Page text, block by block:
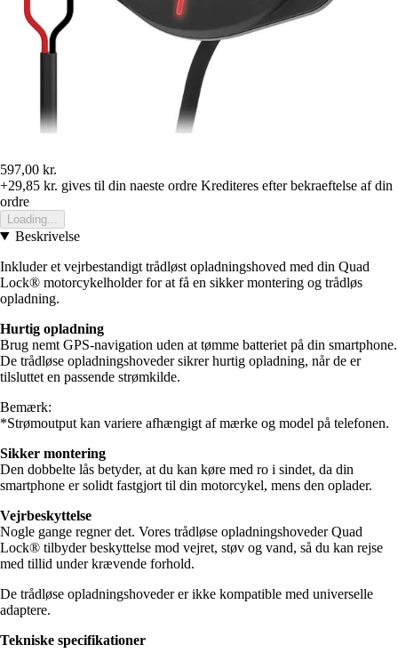
597,00 kr.
+29,85 kr. gives til din naeste ordre Krediteres efter bekraeftelse af din
ordre
Loading...
Beskrivelse
Inkluder et vejrbestandigt trådløst opladningshoved med din Quad
Lock® motorcykelholder for at få en sikker montering og trådløs
opladning.
Hurtig opladning
Brug nemt GPS-navigation uden at tømme batteriet på din smartphone.
De trådløse opladningshoveder sikrer hurtig opladning, når de er
tilsluttet en passende strømkilde.
Bemærk:
*Strømoutput kan variere afhængigt af mærke og model på telefonen.
Sikker montering
Den dobbelte lås betyder, at du kan køre med ro i sindet, da din
smartphone er solidt fastgjort til din motorcykel, mens den oplader.
Vejrbeskyttelse
Nogle gange regner det. Vores trådløse opladningshoveder Quad
Lock® tilbyder beskyttelse mod vejret, støv og vand, så du kan rejse
med tillid under krævende forhold.
De trådløse opladningshoveder er ikke kompatible med universelle
adaptere.
Tekniske specifikationer